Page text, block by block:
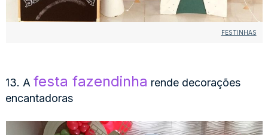
FESTINHAS
13. Afesta fazendinha rende decorações
encantadoras